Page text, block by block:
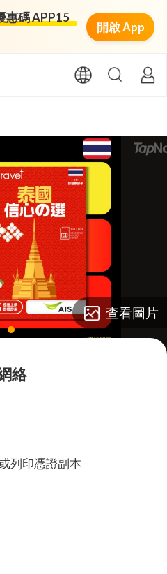
惠碼 APP15
開啟 App
lens
查看圖片
絡
列印憑證副本